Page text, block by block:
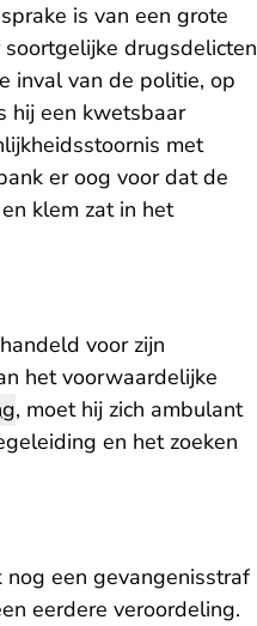
is van een grote
drugsdelicten
inval van de politie, op
hij een kwetsbaar
met
er oog voor dat de
klem zat in het
voor zijn
het voorwaardelijke
, moet hij zich ambulant
en het zoeken
een gevangenisstraf
eerdere veroordeling.